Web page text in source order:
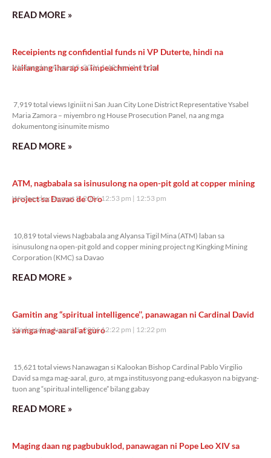
READ MORE »
Receipients ng confidential funds ni VP Duterte, hindi na
kailangang iharap sa impeachment trial
Wednesday, August 5, 2026 1:49 pm 1:49 pm
7,919 total views Iginiit ni San Juan City Lone District Representative Ysabel
Maria Zamora – miyembro ng House Prosecution Panel, na ang mga
dokumentong isinumite mismo
READ MORE »
ATM, nagbabala sa isinusulong na open-pit gold at copper mining
project sa Davao de Oro
Wednesday, August 5, 2026 12:53 pm 12:53 pm
10,819 total views Nagbabala ang Alyansa Tigil Mina (ATM) laban sa
isinusulong na open-pit gold and copper mining project ng Kingking Mining
Corporation (KMC) sa Davao
READ MORE »
Gamitin ang “spiritual intelligence’’, panawagan ni Cardinal David
sa mga mag-aaral at guro
Wednesday, August 5, 2026 12:22 pm 12:22 pm
15,621 total views Nanawagan si Kalookan Bishop Cardinal Pablo Virgilio
David sa mga mag-aaral, guro, at mga institusyong pang-edukasyon na bigyang-
tuon ang “spiritual intelligence” bilang gabay
READ MORE »
Maging daan ng pagbubuklod, panawagan ni Pope Leo XIV sa